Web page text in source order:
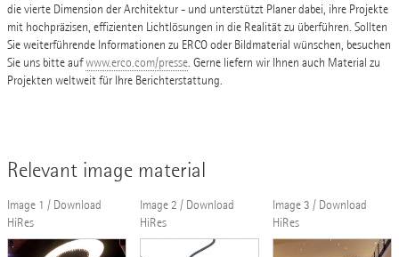
die vierte Dimension der Architektur - und unterstützt Planer dabei, ihre Projekte
mit hochpräzisen, effizienten Lichtlösungen in die Realität zu überführen. Sollten
Sie weiterführende Informationen zu ERCO oder Bildmaterial wünschen, besuchen
Sie uns bitte aufwww.erco.com/presse. Gerne liefern wir Ihnen auch Material zu
Projekten weltweit für Ihre Berichterstattung.
Relevant image material
Image 1 / Download
HiRes
Image 2 / Download
HiRes
Image 3 / Download
HiRes